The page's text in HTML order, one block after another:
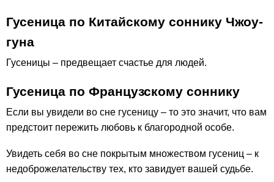
Гусеница по Китайскому соннику Чжоу-
гуна
Гусеницы – предвещает счастье для людей.
Гусеница по Французскому соннику
Если вы увидели во сне гусеницу – то это значит, что вам
предстоит пережить любовь к благородной особе.
Увидеть себя во сне покрытым множеством гусениц – к
недоброжелательству тех, кто завидует вашей судьбе.